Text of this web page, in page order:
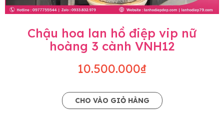
Chậu hoa lan hồ điệp vip nữ
hoàng 3 cành VNH12
10.500.000₫
CHO VÀO GIỎ HÀNG